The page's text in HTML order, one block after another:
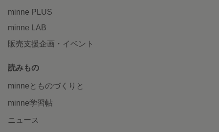
minne PLUS
minne LAB
販売支援企画・イベント
読みもの
minneとものづくりと
minne学習帖
ニュース